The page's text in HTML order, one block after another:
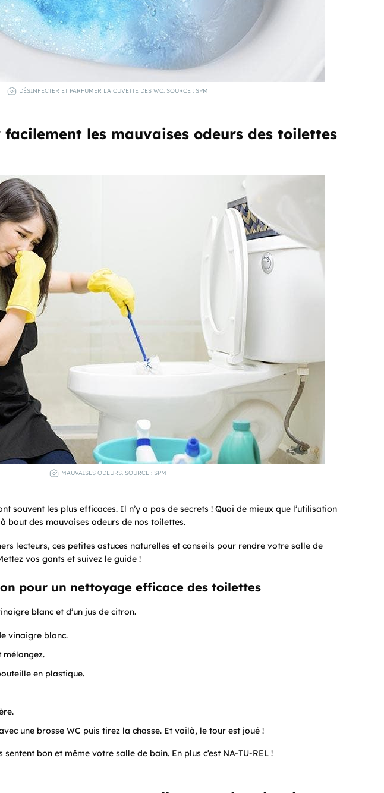
DÉSINFECTER ET PARFUMER LA CUVETTE DES WC. SOURCE : SPM
facilement les mauvaises odeurs des toilettes
MAUVAISES ODEURS. SOURCE : SPM
souvent les plus efficaces. Il n’y a pas de secrets ! Quoi de mieux que l’utilisation
bout des mauvaises odeurs de nos toilettes.
lecteurs, ces petites astuces naturelles et conseils pour rendre votre salle de
vos gants et suivez le guide !
pour un nettoyage efficace des toilettes
blanc et d’un jus de citron.
vinaigre blanc.
mélangez.
en plastique.
une brosse WC puis tirez la chasse. Et voilà, le tour est joué !
bon et même votre salle de bain. En plus c’est NA-TU-REL !